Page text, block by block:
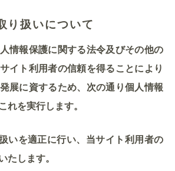
り扱いについて
情報保護に関する法令及びその他の
イト利用者の信頼を得ることにより
展に資するため、次の通り個人情報
れを実行します。
いを適正に行い、当サイト利用者の
たします。